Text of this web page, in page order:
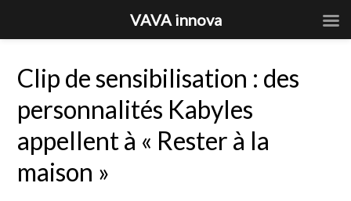
Clip de sensibilisation : des
personnalités Kabyles
appellent à « Rester à la
maison »
VAVA innova